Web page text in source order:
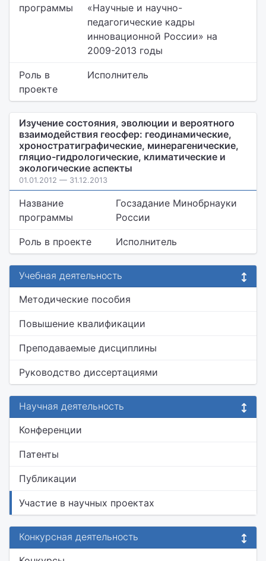
программы
«Научные и научно-
педагогические кадры
инновационной России» на
2009-2013 годы
Роль в
проекте
Исполнитель
Изучение состояния, эволюции и вероятного
взаимодействия геосфер: геодинамические,
хроностратиграфические, минерагенические,
гляцио-гидрологические, климатические и
экологические аспекты
01.01.2012 — 31.12.2013
Название
программы
Госзадание Минобрнауки
России
Роль в проекте Исполнитель
Учебная деятельность
Методические пособия
Повышение квалификации
Преподаваемые дисциплины
Руководство диссертациями
Научная деятельность
Конференции
Патенты
Публикации
Участие в научных проектах
Конкурсная деятельность